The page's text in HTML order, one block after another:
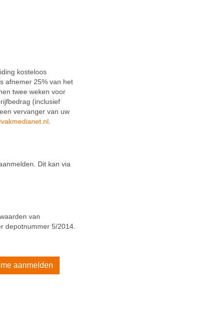
kosteloos
afnemer 25% van het
twee weken voor
(inclusief
vervanger van uw
Dit kan via
van
depotnummer 5/2014.
me aanmelden